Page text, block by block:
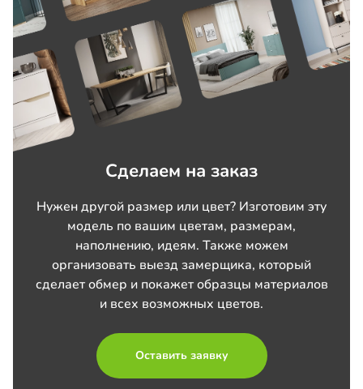
Сделаем на заказ
Нужен другой размер или цвет? Изготовим эту
модель по вашим цветам, размерам,
наполнению, идеям. Также можем
организовать выезд замерщика, который
сделает обмер и покажет образцы материалов
и всех возможных цветов.
Оставить заявку